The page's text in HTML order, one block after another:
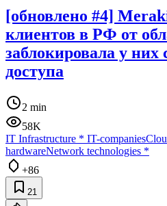
[обновлено #4]
клиентов в РФ от
заблокировала у них
доступа
2 min
58K
IT Infrastructure * IT-companies
hardwareNetwork technologies *
+86
21